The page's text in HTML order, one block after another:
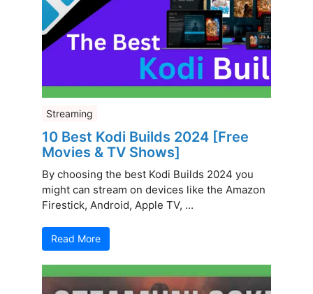
Streaming
10 Best Kodi Builds 2024 [Free
Movies & TV Shows]
By choosing the best Kodi Builds 2024 you
might can stream on devices like the Amazon
Firestick, Android, Apple TV, ...
Read More